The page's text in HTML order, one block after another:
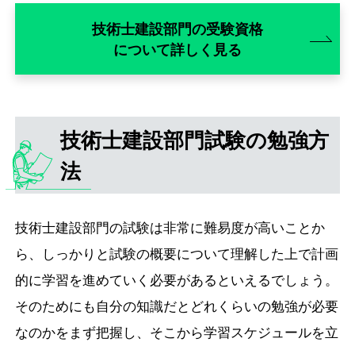
技術士建設部門の受験資格
について詳しく見る
技術士建設部門試験の勉強方
法
技術士建設部門の試験は非常に難易度が高いことか
ら、しっかりと試験の概要について理解した上で計画
的に学習を進めていく必要があるといえるでしょう。
そのためにも自分の知識だとどれくらいの勉強が必要
なのかをまず把握し、そこから学習スケジュールを立